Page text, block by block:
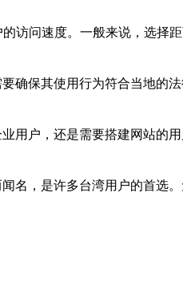
访问速度。一般来说，选择
确保其使用行为符合当地的
用户，还是需要搭建网站的
名，是许多台湾用户的首选